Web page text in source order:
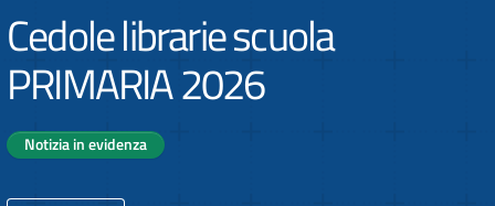
Cedole librarie scuola
PRIMARIA 2026
Notizia in evidenza